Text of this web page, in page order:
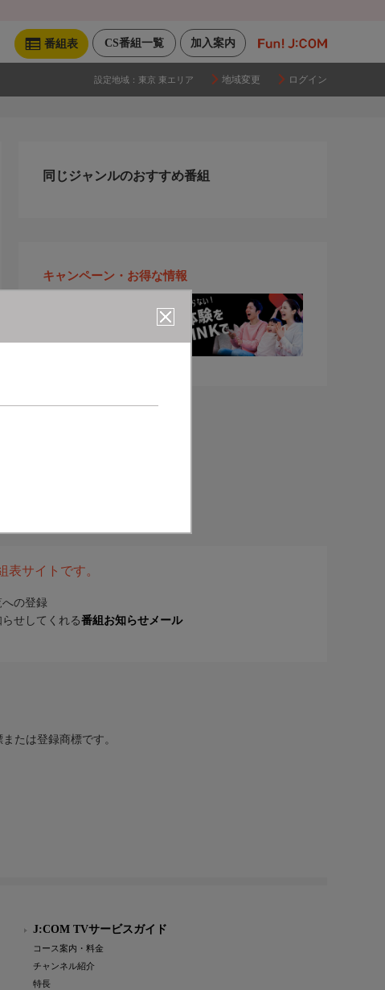
加入案内
CS番組一覧
番組表
設定地域： 東京 東エリア 地域変更 ログイン
同じジャンルのおすすめ番組
キャンペーン・お得な情報
サイトです。
の登録
せしてくれる番組お知らせメール
たは登録商標です。
J:COM TVサービスガイド
コース案内・料金
チャンネル紹介
特長